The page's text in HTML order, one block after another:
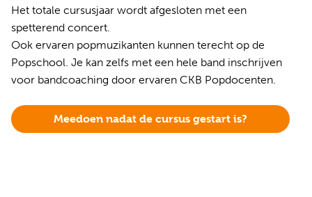
Het totale cursusjaar wordt afgesloten met een
spetterend concert.
Ook ervaren popmuzikanten kunnen terecht op de
Popschool. Je kan zelfs met een hele band inschrijven
voor bandcoaching door ervaren CKB Popdocenten.
Meedoen nadat de cursus gestart is?